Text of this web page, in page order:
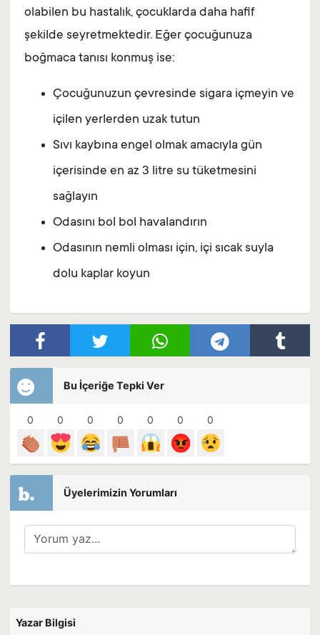
olabilen bu hastalık, çocuklarda daha hafif
şekilde seyretmektedir. Eğer çocuğunuza
boğmaca tanısı konmuş ise:
Çocuğunuzun çevresinde sigara içmeyin ve
içilen yerlerden uzak tutun
Sıvı kaybına engel olmak amacıyla gün
içerisinde en az 3 litre su tüketmesini
sağlayın
Odasını bol bol havalandırın
Odasının nemli olması için, içi sıcak suyla
dolu kaplar koyun
Bu İçeriğe Tepki Ver
0 0 0 0 0 0 0
Üyelerimizin Yorumları
Yazar Bilgisi